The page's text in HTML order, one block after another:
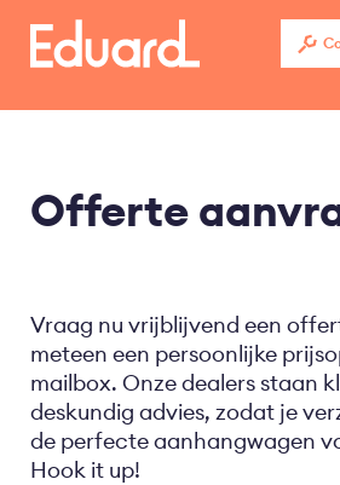
Overslaan
naar
Offerte
Vraag nu vrijblijvend een
meteen een persoonlijke
mailbox. Onze dealers staan
deskundig advies, zodat je
de perfecte aanhangwagen
Hook it up!